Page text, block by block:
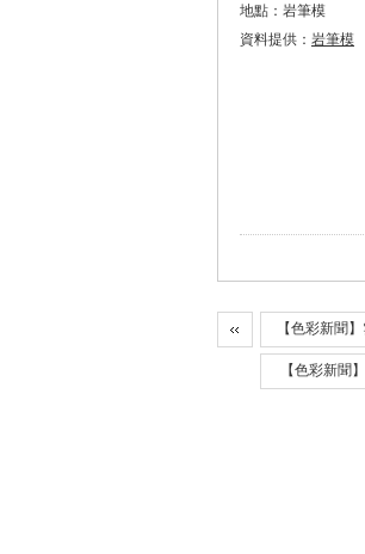
地點：岩筆模
資料提供： 岩筆模
【色彩新聞
【色彩新聞